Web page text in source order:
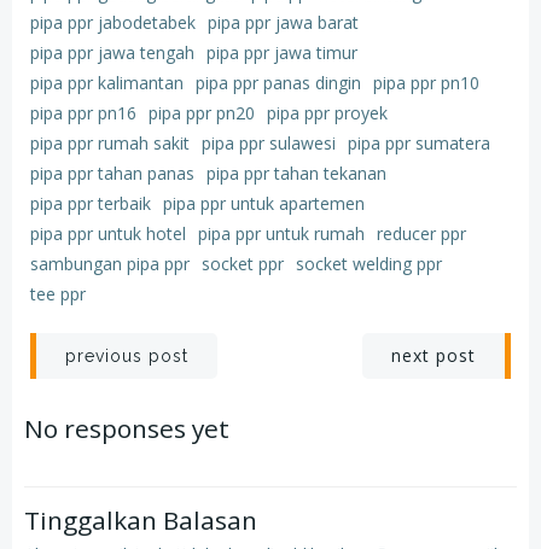
pipa ppr jabodetabek pipa ppr jawa barat
pipa ppr jawa tengah pipa ppr jawa timur
pipa ppr kalimantan pipa ppr panas dingin pipa ppr pn10
pipa ppr pn16 pipa ppr pn20 pipa ppr proyek
pipa ppr rumah sakit pipa ppr sulawesi pipa ppr sumatera
pipa ppr tahan panas pipa ppr tahan tekanan
pipa ppr terbaik pipa ppr untuk apartemen
pipa ppr untuk hotel pipa ppr untuk rumah reducer ppr
sambungan pipa ppr socket ppr socket welding ppr
tee ppr
Post
navigation
previous post next post
No responses yet
Tinggalkan Balasan